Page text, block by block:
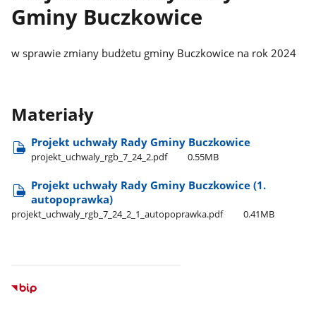
Gminy Buczkowice
w sprawie zmiany budżetu gminy Buczkowice na rok 2024
Materiały
Projekt uchwały Rady Gminy Buczkowice
projekt​_uchwaly​_rgb​_7​_24​_2.pdf 0.55MB
Projekt uchwały Rady Gminy Buczkowice (1.
autopoprawka)
projekt​_uchwaly​_rgb​_7​_24​_2​_1​_autopoprawka.pdf 0.41MB